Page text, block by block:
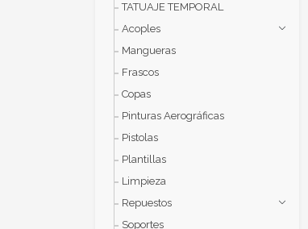
TATUAJE TEMPORAL
Acoples
Mangueras
Frascos
Copas
Pinturas Aerográficas
Pistolas
Plantillas
Limpieza
Repuestos
Soportes